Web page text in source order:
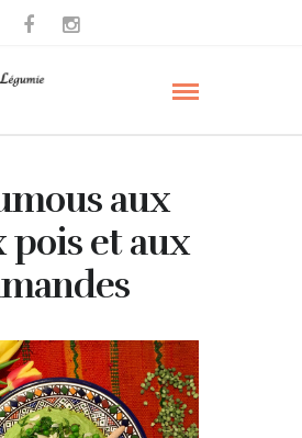
aux
pois et aux